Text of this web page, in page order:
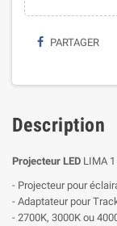
PARTAGER
Description
Projecteur LED LIMA
- Projecteur pour
- Adaptateur pour
- 2700K, 3000K ou